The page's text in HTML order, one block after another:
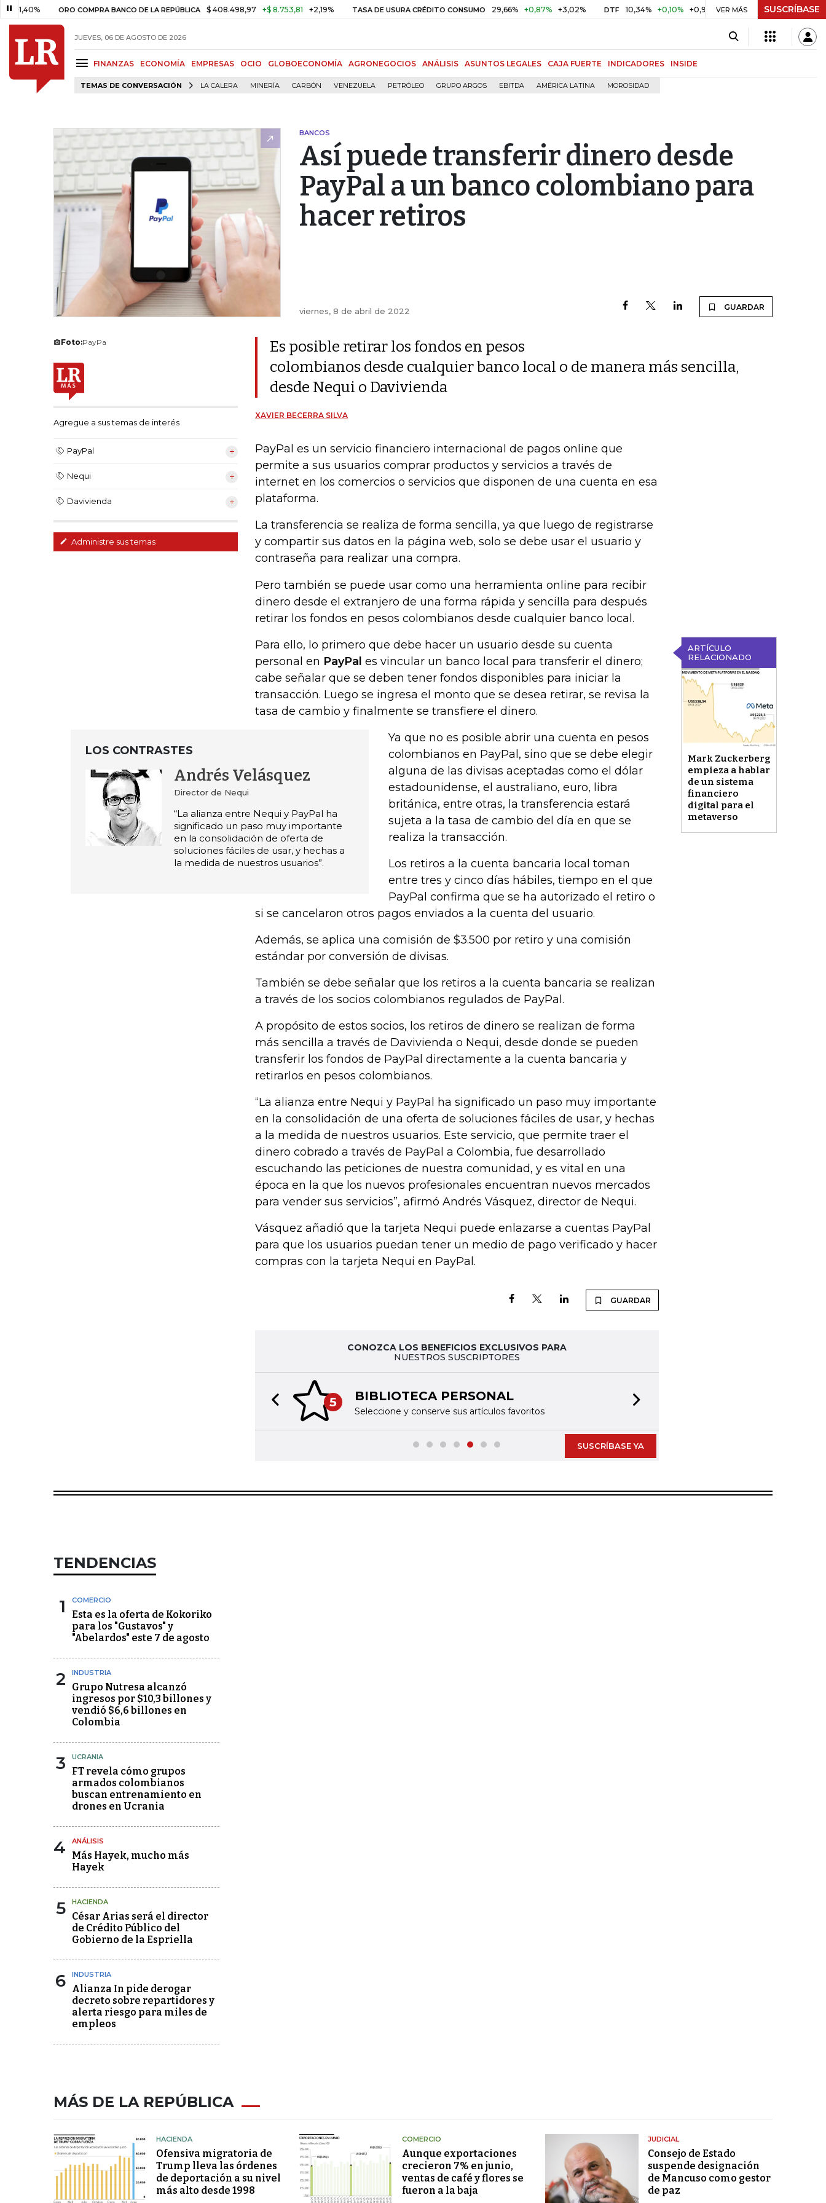
ORO COMPRA BANCO DE LA REPÚBLICA $ 408.498,97 +$ 8.753,81 +2,19% TASA DE USURA CRÉDITO CONSUMO 29,66% +0,87% +3,02% DTF 10,34% +0,10% +0,98% UVR $ 416,86 +$ 0,05 +0,01%
VER MÁS SUSCRÍBASE
JUEVES, 06 DE AGOSTO DE 2026
FINANZAS ECONOMÍA EMPRESAS OCIO GLOBOECONOMÍA AGRONEGOCIOS ANÁLISIS ASUNTOS LEGALES CAJA FUERTE INDICADORES INSIDE
TEMAS DE CONVERSACIÓN LA CALERA MINERÍA CARBÓN VENEZUELA PETRÓLEO GRUPO ARGOS EBITDA AMÉRICA LATINA MOROSIDAD
BANCOS
Así puede transferir dinero desde
PayPal a un banco colombiano para
hacer retiros
viernes, 8 de abril de 2022 GUARDAR
Foto:PayPa
Agregue a sus temas de interés
PayPal
Nequi
Davivienda
Administre sus temas
Es posible retirar los fondos en pesos
colombianos desde cualquier banco local o de manera más sencilla,
desde Nequi o Davivienda
XAVIER BECERRA SILVA
PayPal es un servicio financiero internacional de pagos online que
permite a sus usuarios comprar productos y servicios a través de
internet en los comercios o servicios que disponen de una cuenta en esa
plataforma.
La transferencia se realiza de forma sencilla, ya que luego de registrarse
y compartir sus datos en la página web, solo se debe usar el usuario y
contraseña para realizar una compra.
Pero también se puede usar como una herramienta online para recibir
dinero desde el extranjero de una forma rápida y sencilla para después
retirar los fondos en pesos colombianos desde cualquier banco local.
ARTÍCULO
RELACIONADO
Mark Zuckerberg
empieza a hablar
de un sistema
financiero
digital para el
metaverso
Para ello, lo primero que debe hacer un usuario desde su cuenta
personal en PayPal es vincular un banco local para transferir el dinero;
cabe señalar que se deben tener fondos disponibles para iniciar la
transacción. Luego se ingresa el monto que se desea retirar, se revisa la
tasa de cambio y finalmente se transfiere el dinero.
LOS CONTRASTES
Andrés Velásquez
Director de Nequi
“La alianza entre Nequi y PayPal ha
significado un paso muy importante
en la consolidación de oferta de
soluciones fáciles de usar, y hechas a
la medida de nuestros usuarios”.
Ya que no es posible abrir una cuenta en pesos
colombianos en PayPal, sino que se debe elegir
alguna de las divisas aceptadas como el dólar
estadounidense, el australiano, euro, libra
británica, entre otras, la transferencia estará
sujeta a la tasa de cambio del día en que se
realiza la transacción.
Los retiros a la cuenta bancaria local toman
entre tres y cinco días hábiles, tiempo en el que
PayPal confirma que se ha autorizado el retiro o
si se cancelaron otros pagos enviados a la cuenta del usuario.
Además, se aplica una comisión de $3.500 por retiro y una comisión
estándar por conversión de divisas.
También se debe señalar que los retiros a la cuenta bancaria se realizan
a través de los socios colombianos regulados de PayPal.
A propósito de estos socios, los retiros de dinero se realizan de forma
más sencilla a través de Davivienda o Nequi, desde donde se pueden
transferir los fondos de PayPal directamente a la cuenta bancaria y
retirarlos en pesos colombianos.
“La alianza entre Nequi y PayPal ha significado un paso muy importante
en la consolidación de una oferta de soluciones fáciles de usar, y hechas
a la medida de nuestros usuarios. Este servicio, que permite traer el
dinero cobrado a través de PayPal a Colombia, fue desarrollado
escuchando las peticiones de nuestra comunidad, y es vital en una
época en la que los nuevos profesionales encuentran nuevos mercados
para vender sus servicios”, afirmó Andrés Vásquez, director de Nequi.
Vásquez añadió que la tarjeta Nequi puede enlazarse a cuentas PayPal
para que los usuarios puedan tener un medio de pago verificado y hacer
compras con la tarjeta Nequi en PayPal.
GUARDAR
CONOZCA LOS BENEFICIOS EXCLUSIVOS PARA
NUESTROS SUSCRIPTORES
5 BIBLIOTECA PERSONAL
Seleccione y conserve sus artículos favoritos
Previous slide
SUSCRÍBASE YA
TENDENCIAS
1 COMERCIO
Esta es la oferta de Kokoriko
para los "Gustavos" y
"Abelardos" este 7 de agosto
2 INDUSTRIA
Grupo Nutresa alcanzó
ingresos por $10,3 billones y
vendió $6,6 billones en
Colombia
3 UCRANIA
FT revela cómo grupos
armados colombianos
buscan entrenamiento en
drones en Ucrania
4 ANÁLISIS
Más Hayek, mucho más
Hayek
5 HACIENDA
César Arias será el director
de Crédito Público del
Gobierno de la Espriella
6 INDUSTRIA
Alianza In pide derogar
decreto sobre repartidores y
alerta riesgo para miles de
empleos
MÁS DE LA REPÚBLICA
HACIENDA
Ofensiva migratoria de
Trump lleva las órdenes
de deportación a su nivel
más alto desde 1998
COMERCIO
Aunque exportaciones
crecieron 7% en junio,
ventas de café y flores se
fueron a la baja
JUDICIAL
Consejo de Estado
suspende designación
de Mancuso como gestor
de paz